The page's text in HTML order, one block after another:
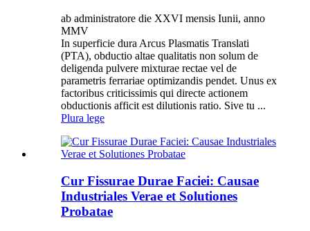
ab administratore die XXVI mensis Iunii, anno
MMV
In superficie dura Arcus Plasmatis Translati
(PTA), obductio altae qualitatis non solum de
deligenda pulvere mixturae rectae vel de
parametris ferrariae optimizandis pendet. Unus ex
factoribus criticissimis qui directe actionem
obductionis afficit est dilutionis ratio. Sive tu ...
Plura lege
Cur Fissurae Durae Faciei: Causae
Industriales Verae et Solutiones
Probatae